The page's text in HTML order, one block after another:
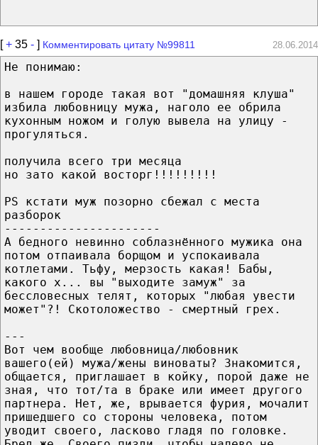
[+ 35 - ] Комментировать цитату №99811 28.06.2014
Не понимаю:
в нашем городе такая вот "домашняя клуша"
избила любовницу мужа, наголо ее обрила
кухонным ножом и голую вывела на улицу -
прогуляться.
получила всего три месяца
но зато какой восторг!!!!!!!!!
PS кстати муж позорно сбежал с места
разборок
----------------------
А бедного невинно соблазнённого мужика она
потом отпаивала борщом и успокаивала
котлетами. Тьфу, мерзость какая! Бабы,
какого х... вы "выходите замуж" за
бессловесных телят, которых "любая увести
может"?! Скотоложество - смертный грех.
---
Вот чем вообще любовница/любовник
вашего(ей) мужа/жены виноваты? Знакомится,
общается, приглашает в койку, порой даже не
зная, что тот/та в браке или имеет другого
партнера. Нет, же, врывается фурия, мочалит
пришедшего со стороны человека, потом
уводит своего, ласково гладя по головке.